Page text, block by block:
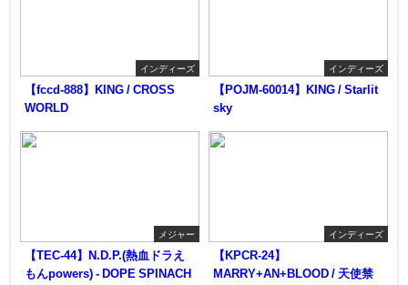
インディーズ
【fccd-888】KING / CROSS
WORLD
インディーズ
【POJM-60014】KING / Starlit
sky
メジャー
【TEC-44】N.D.P.(熱血ドラえ
もんpowers) - DOPE SPINACH
インディーズ
【KPCR-24】
MARRY+AN+BLOOD / 天使禁